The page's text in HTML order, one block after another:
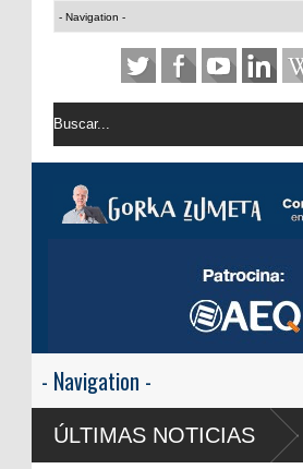
ÚLTIMAS NOTICIAS
USA: Android Auto y Apple CarPlay disparan
automóvil